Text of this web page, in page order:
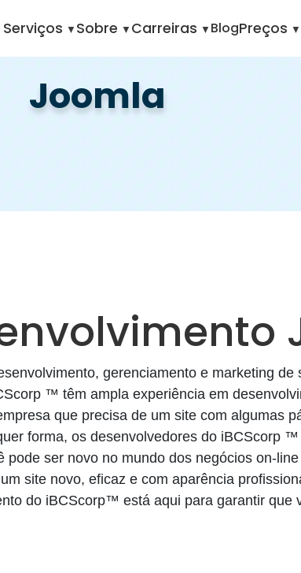
Serviços Sobre Carreiras BlogPreços
Joomla
gerenciamento e marketing
™ têm ampla experiência em
que precisa de um site com algumas
forma, os desenvolvedores do iBCScorp
ser novo no mundo dos negócios on-
site novo, eficaz e com aparência
do iBCScorp™ está aqui para garantir que